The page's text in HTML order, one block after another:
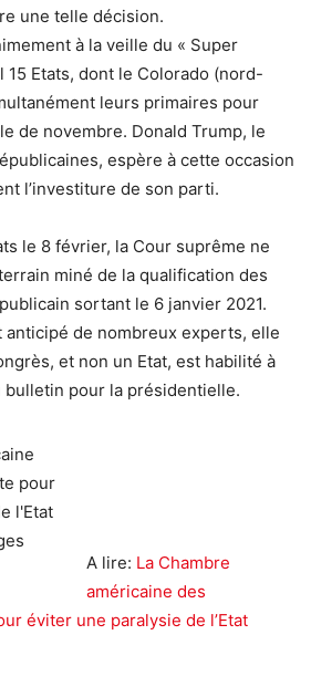
une telle décision.
à la veille du « Super
15 Etats, dont le Colorado (nord-
leurs primaires pour
de novembre. Donald Trump, le
espère à cette occasion
l’investiture de son parti.
le 8 février, la Cour suprême ne
miné de la qualification des
sortant le 6 janvier 2021.
anticipé de nombreux experts, elle
et non un Etat, est habilité à
pour la présidentielle.
A lire: La Chambre
américaine des
éviter une paralysie de l’Etat